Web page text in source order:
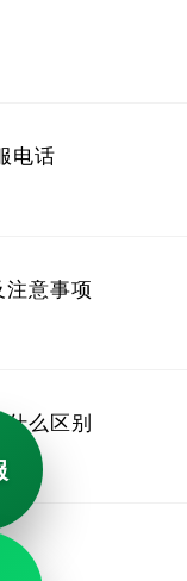
电话
意事项
么区别